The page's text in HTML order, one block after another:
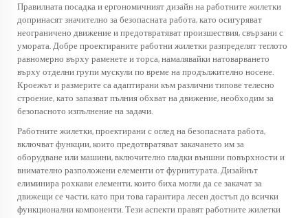
Правилната посадка и ергономичният дизайн на работните жилетки
допринасят значително за безопасната работа, като осигуряват
неограничено движение и предотвратяват произшествия, свързани с
умората. Добре проектираните работни жилетки разпределят теглото
равномерно върху раменете и торса, намалявайки натоварването
върху отделни групи мускули по време на продължително носене.
Кроежът и размерите са адаптирани към различни типове телесно
строение, като запазват пълния обхват на движение, необходим за
безопасното изпълнение на задачи.
Работните жилетки, проектирани с оглед на безопасната работа,
включват функции, които предотвратяват закачането им за
оборудване или машини, включително гладки външни повърхности и
внимателно разположени елементи от фурнитурата. Дизайнът
елиминира рохкави елементи, които биха могли да се закачат за
движещи се части, като при това гарантира лесен достъп до всички
функционални компоненти. Тези аспекти правят работните жилетки